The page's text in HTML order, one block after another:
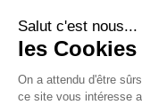
Datenschutzerklärung
Hilfe
Musterstücke
Lieferungen